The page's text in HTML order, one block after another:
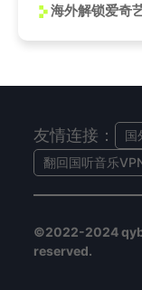
海外解锁爱奇
友情连接： 国
翻回国听音乐
©2022-2024
reserved.